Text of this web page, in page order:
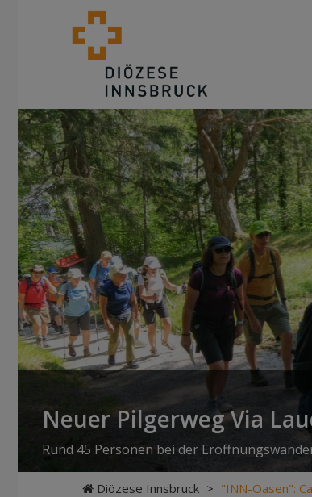
Neuer Pilgerweg Via
Rund 45 Personen bei der
Diözese Innsbruck > "INN-Oasen":